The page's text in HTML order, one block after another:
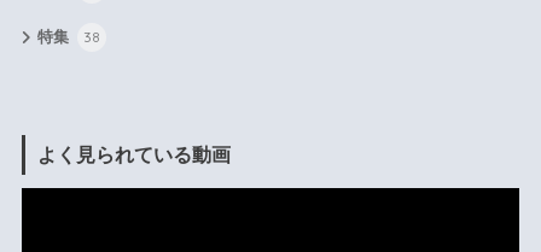
特集 38
よく見られている動画